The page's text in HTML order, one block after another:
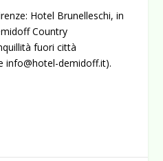
Hotel Brunelleschi, in
Country
fuori città
info@hotel-demidoff.it).